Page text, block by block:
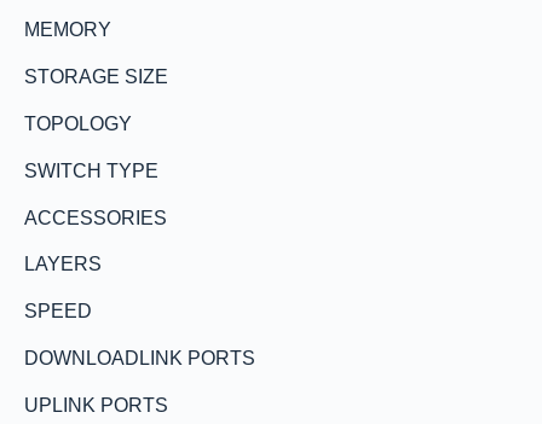
MEMORY
STORAGE SIZE
TOPOLOGY
SWITCH TYPE
ACCESSORIES
LAYERS
SPEED
DOWNLOADLINK PORTS
UPLINK PORTS